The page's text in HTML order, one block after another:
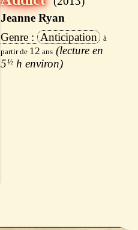
Jeanne Ryan
Anticipation
12
5½ h